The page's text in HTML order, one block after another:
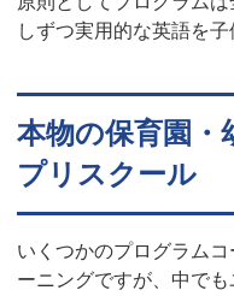
しずつ実用的な英語を
本物の保育園・
プリスクール
いくつかのプログラム
ーニングですが、中で